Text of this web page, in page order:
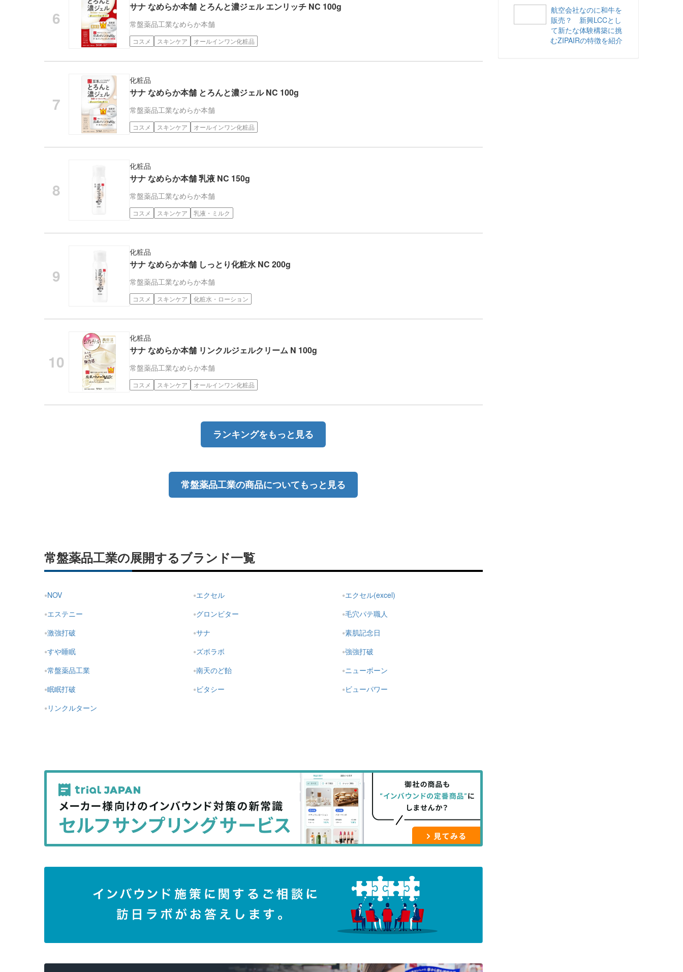
サナ なめらか本舗 とろんと濃ジェル エンリッチ NC 100g
常盤薬品工業なめらか本舗
コスメ スキンケア オールインワン化粧品
化粧品
サナ なめらか本舗 とろんと濃ジェル NC 100g
常盤薬品工業なめらか本舗
コスメ スキンケア オールインワン化粧品
化粧品
サナ なめらか本舗 乳液 NC 150g
常盤薬品工業なめらか本舗
コスメ スキンケア 乳液・ミルク
化粧品
サナ なめらか本舗 しっとり化粧水 NC 200g
常盤薬品工業なめらか本舗
コスメ スキンケア 化粧水・ローション
化粧品
サナ なめらか本舗 リンクルジェルクリーム N 100g
常盤薬品工業なめらか本舗
コスメ スキンケア オールインワン化粧品
ランキングをもっと見る
常盤薬品工業の商品についてもっと見る
常盤薬品工業の展開するブランド一覧
NOV エクセル
エクセル(excel)
エステニー
グロンビター
毛穴パテ職人
激強打破
サナ
素肌記念日
すや睡眠
ズボラボ
強強打破
常盤薬品工業
南天のど飴
ニューボーン
眠眠打破
ビタシー
ビューパワー
リンクルターン
航空会社なのに和牛を
販売？ 新興LCCとし
て新たな体験構築に挑
むZIPAIRの特徴を紹介